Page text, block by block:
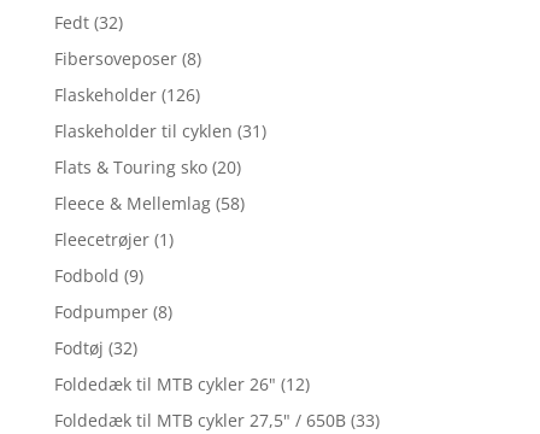
Fedt (32)
Fibersoveposer (8)
Flaskeholder (126)
Flaskeholder til cyklen (31)
Flats & Touring sko (20)
Fleece & Mellemlag (58)
Fleecetrøjer (1)
Fodbold (9)
Fodpumper (8)
Fodtøj (32)
Foldedæk til MTB cykler 26" (12)
Foldedæk til MTB cykler 27,5" / 650B (33)